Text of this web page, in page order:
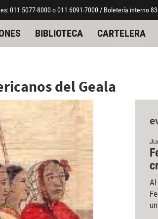
011 5077-8000 o 011 6091-7000 / Boletería interno
BIBLIOTECA CARTELERA
del Geala